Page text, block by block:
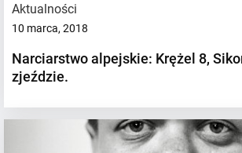
Aktualności
10 marca, 2018
Narciarstwo alpejskie: Krężel 8,
zjeździe.